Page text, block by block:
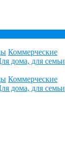
Коммерческие
дома, для семьи
Коммерческие
дома, для семьи